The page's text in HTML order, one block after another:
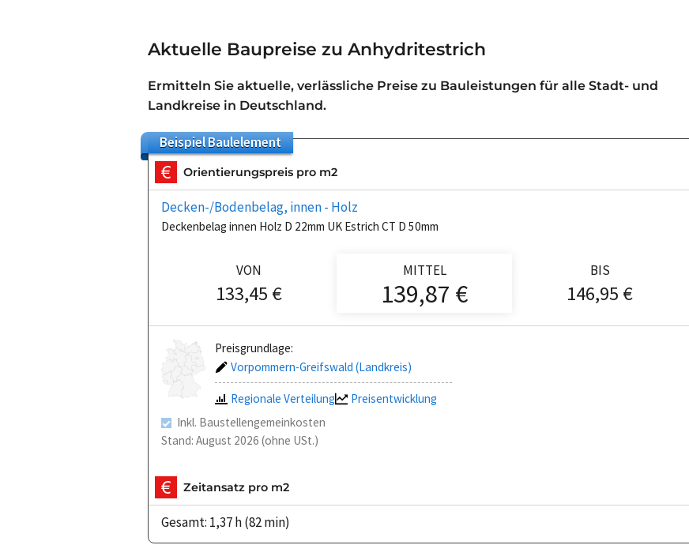
Aktuelle Baupreise zu Anhydritestrich
Ermitteln Sie aktuelle, verlässliche Preise zu Bauleistungen für alle Stadt- und
Landkreise in Deutschland.
BeispielBaulelement
Orientierungspreis pro m2
Decken-/Bodenbelag, innen - Holz
Deckenbelag innen Holz D 22mm UK Estrich CT D 50mm
VON
133,45 €
MITTEL
139,87 €
BIS
146,95 €
Preisgrundlage:
Vorpommern-Greifswald (Landkreis)
Regionale Verteilung
Preisentwicklung
Inkl. Baustellengemeinkosten
Stand: August 2026 (ohne USt.)
Zeitansatz pro m2
Gesamt: 1,37 h (82 min)